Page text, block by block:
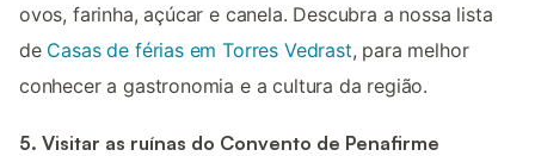
ovos, farinha, açúcar e canela. Descubra a nossa lista
de Casas de férias em Torres Vedrast, para melhor
conhecer a gastronomia e a cultura da região.
5. Visitar as ruínas do Convento de Penafirme